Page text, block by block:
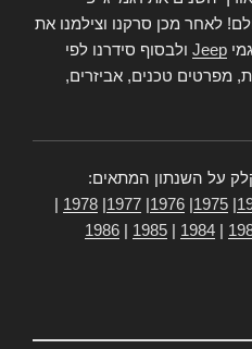
לאחר מכן סרקנו וצילמנו את
Jeep ולבסוף סידרנו לפי
מפרטים טכנים, אביזרים,
על השנתון המתאים:
1975
1976
1977
1978
1984
1985
1986